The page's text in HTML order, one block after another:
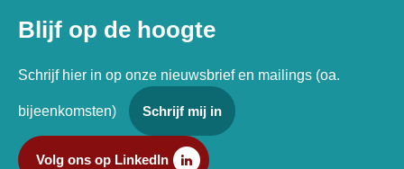
Blijf op de hoogte
Schrijf hier in op onze nieuwsbrief en mailings (oa.
bijeenkomsten) Schrijf mij in
Volg ons op LinkedIn